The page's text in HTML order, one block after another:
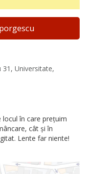
31, Universitate,
în care prețuim
cât și în
Lente far niente!